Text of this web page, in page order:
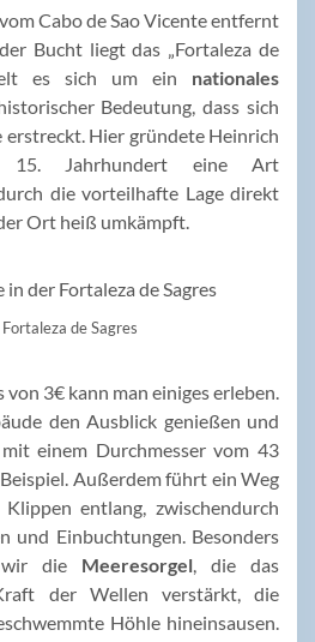
Cabo de Sao Vicente entfernt
Bucht liegt das „Fortaleza de
es sich um ein nationales
Bedeutung, dass sich
erstreckt. Hier gründete Heinrich
15. Jahrhundert eine Art
die vorteilhafte Lage direkt
Ort heiß umkämpft.
de Sagres
3€ kann man einiges erleben.
den Ausblick genießen und
mit einem Durchmesser vom 43
Außerdem führt ein Weg
entlang, zwischendurch
und Einbuchtungen. Besonders
wir die Meeresorgel, die das
der Wellen verstärkt, die
Höhle hineinsausen.